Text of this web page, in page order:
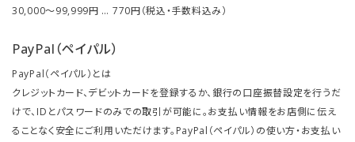
30,000～99,999円 … 770円（税込・手数料込み）
PayPal（ペイパル）
PayPal（ペイパル）とは
クレジットカード、デビットカードを登録するか、銀行の口座振替設定を行うだ
けで、IDとパスワードのみでの取引が可能に。お支払い情報をお店側に伝え
ることなく安全にご利用いただけます。PayPal（ペイパル）の使い方・お支払い